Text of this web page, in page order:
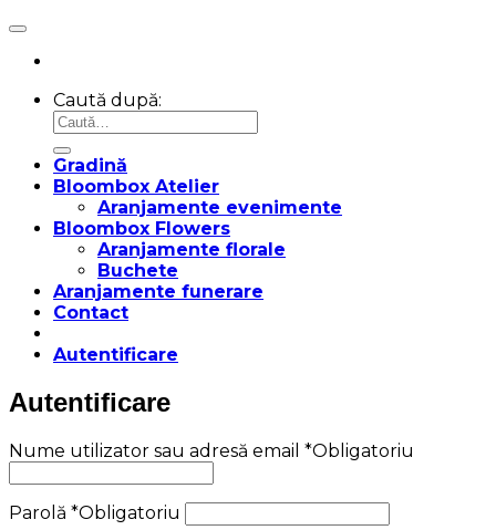
Caută după:
Gradină
Bloombox Atelier
Aranjamente evenimente
Bloombox Flowers
Aranjamente florale
Buchete
Aranjamente funerare
Contact
Autentificare
Autentificare
Nume utilizator sau adresă email *Obligatoriu
Parolă *Obligatoriu